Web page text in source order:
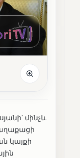
մինչև
կայքի